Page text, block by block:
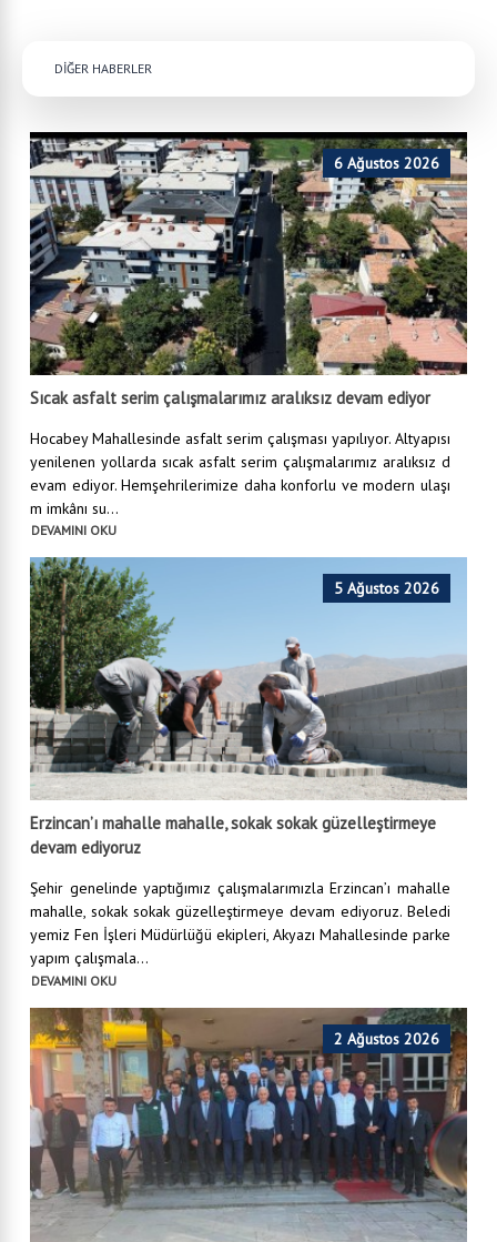
DİĞER HABERLER
6 Ağustos 2026
Sıcak asfalt serim çalışmalarımız aralıksız devam ediyor
Hocabey Mahallesinde asfalt serim çalışması yapılıyor. Altyapısı
yenilenen yollarda sıcak asfalt serim çalışmalarımız aralıksız d
evam ediyor. Hemşehrilerimize daha konforlu ve modern ulaşı
m imkânı su...
DEVAMINI OKU
5 Ağustos 2026
Erzincan’ı mahalle mahalle, sokak sokak güzelleştirmeye
devam ediyoruz
Şehir genelinde yaptığımız çalışmalarımızla Erzincan’ı mahalle
mahalle, sokak sokak güzelleştirmeye devam ediyoruz. Beledi
yemiz Fen İşleri Müdürlüğü ekipleri, Akyazı Mahallesinde parke
yapım çalışmala...
DEVAMINI OKU
2 Ağustos 2026